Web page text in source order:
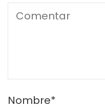
Nombre*